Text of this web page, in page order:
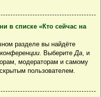
в списке «Кто сейчас на
разделе вы найдёте
. Выберите Да , и
модераторам и самому
пользователем.